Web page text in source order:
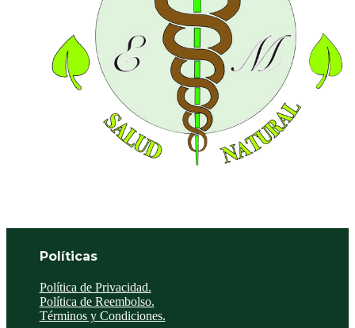
Políticas
Política de Privacidad.
Política de Reembolso.
Términos y Condiciones.